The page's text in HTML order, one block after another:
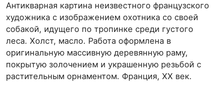
Антикварная картина неизвестного французского
художника с изображением охотника со своей
собакой, идущего по тропинке среди густого
леса. Холст, масло. Работа оформлена в
оригинальную массивную деревянную раму,
покрытую золочением и украшенную резьбой с
растительным орнаментом. Франция, XX век.